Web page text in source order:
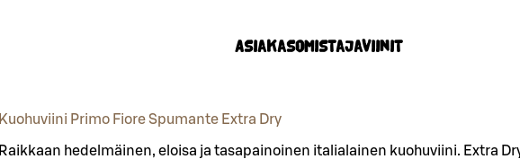
Asiakasomistajaviinit
Kuohuviini Primo Fiore Spumante Extra Dry
Raikkaan hedelmäinen, eloisa ja tasapainoinen italialainen kuohuviini. Extra